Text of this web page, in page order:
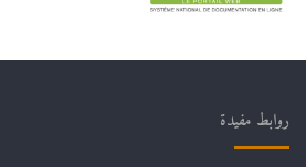
روابط مفيدة